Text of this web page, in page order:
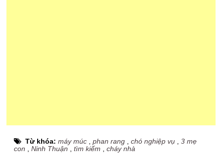
Từ khóa:máy múc ,phan rang ,chó nghiệp vụ ,3 mẹ
con ,Ninh Thuận ,tìm kiếm ,cháy nhà